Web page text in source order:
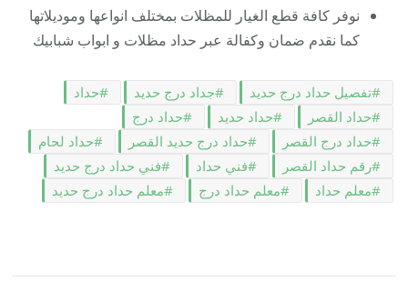
نوفر كافة قطع الغيار للمظلات بمختلف انواعها وموديلاتها
كما نقدم ضمان وكفالة عبر حداد مظلات و ابواب شبابيك
تفصيل حداد درج حديد جداد درج حديد
حداد
حداد القصر
حداد حديد
حداد درج
حداد درج القصر
حداد درج حديد القصر
حداد لحام
رقم حداد القصر
فني حداد
فني حداد درج حديد
معلم حداد
معلم حداد درج معلم حداد درج حديد